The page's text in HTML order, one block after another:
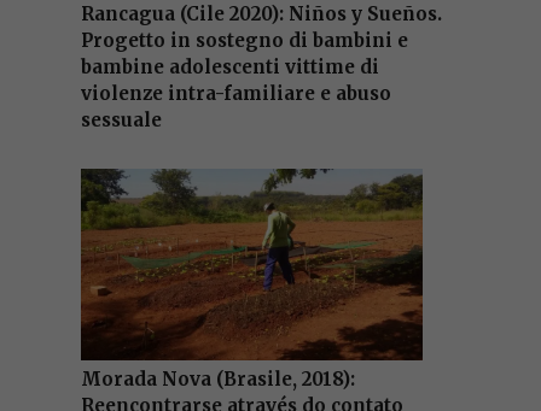
Rancagua (Cile 2020): Niños y Sueños.
Progetto in sostegno di bambini e
bambine adolescenti vittime di
violenze intra-familiare e abuso
sessuale
Morada Nova (Brasile, 2018):
Reencontrarse através do contato